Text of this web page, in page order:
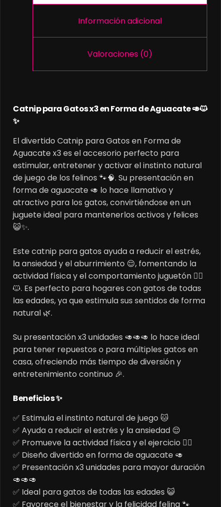
Información adicional
Valoraciones (0)
Catnip para Gatos x3 en Forma de Aguacate 🥑🐱
✨
El divertido Catnip para Gatos en Forma de
Aguacate x3 es el accesorio perfecto para
estimular, entretener y activar el instinto natural
de juego de los felinos 🐾🧠. Su presentación en
forma de aguacate 🥑 lo hace llamativo y
atractivo para los gatos, convirtiéndose en un
juguete ideal para mantenerlos activos y felices
😺✨.
Este catnip para gatos ayuda a reducir el estrés,
la ansiedad y el aburrimiento 😌, fomentando la
actividad física y el comportamiento juguetón 🏃‍♂️
🐱. Es perfecto para hogares con gatos de todas
las edades, ya que estimula sus sentidos de forma
natural 🌿.
Su presentación x3 unidades 🥑🥑🥑 lo hace ideal
para tener repuestos o para múltiples gatos en
casa, ofreciendo más tiempo de diversión y
entretenimiento continuo 🎉.
Beneficios ✨
✅ Estimula el instinto natural de juego 🐱
✅ Ayuda a reducir el estrés y la ansiedad 😌
✅ Promueve la actividad física y el ejercicio 🏃‍♂️
✅ Diseño divertido en forma de aguacate 🥑
✅ Presentación x3 unidades para mayor duración
🥑🥑🥑
✅ Ideal para gatos de todas las edades 😺
✅ Favorece el bienestar y la felicidad felina 🐾